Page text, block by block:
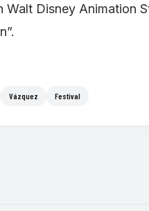
Walt Disney Animation
Vázquez Festival